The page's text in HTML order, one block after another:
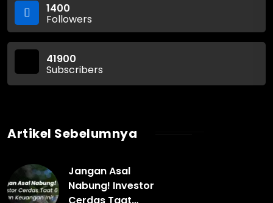
1400
Followers
41900
Subscribers
Artikel Sebelumnya
Jangan Asal
Nabung! Investor